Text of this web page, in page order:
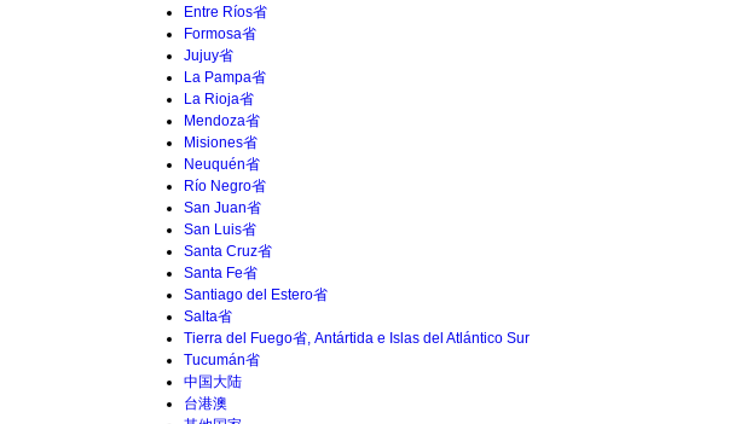
Entre Ríos省
Formosa省
Jujuy省
La Pampa省
La Rioja省
Mendoza省
Misiones省
Neuquén省
Río Negro省
San Juan省
San Luis省
Santa Cruz省
Santa Fe省
Santiago del Estero省
Salta省
Tierra del Fuego省, Antártida e Islas del Atlántico Sur
Tucumán省
中国大陆
台港澳